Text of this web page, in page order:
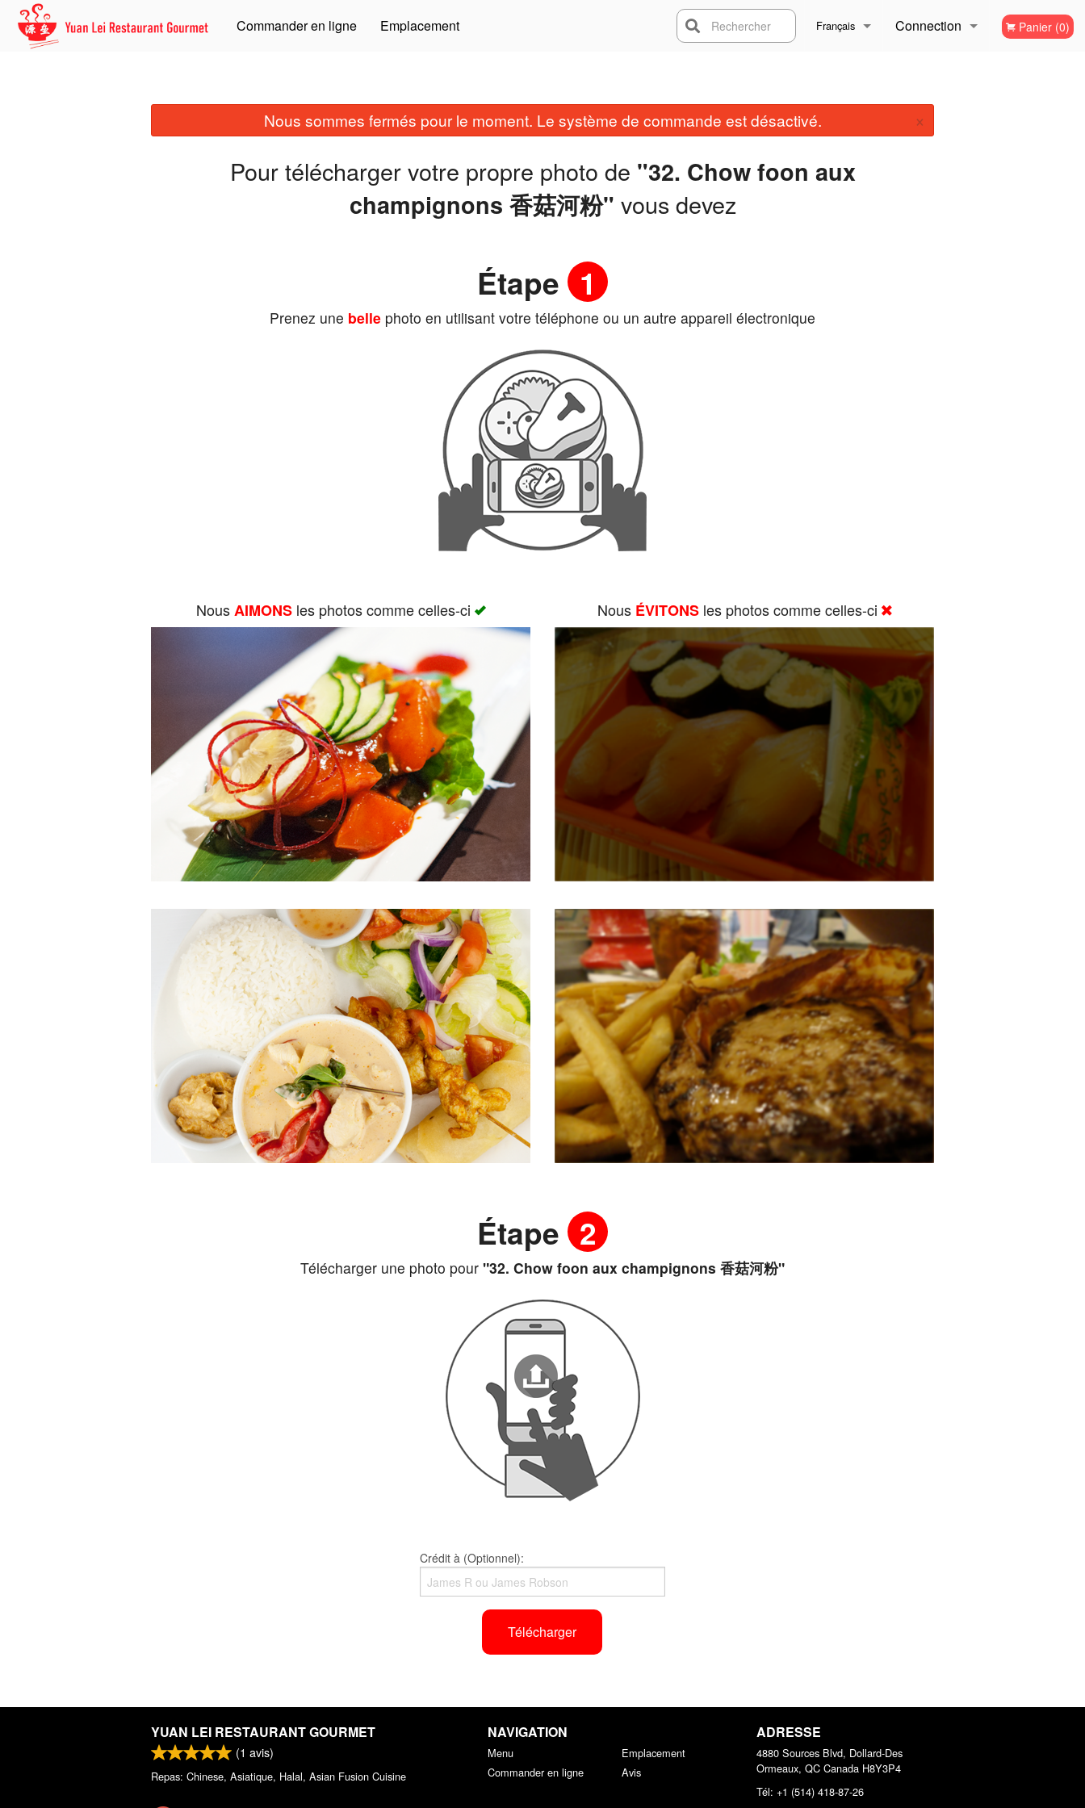
Commander en ligne Emplacement Français
English
Connection Panier (0)
Rechercher
Nous sommes fermés pour le moment. Le système de commande est désactivé. ×
Pour télécharger votre propre photo de "32. Chow foon aux
champignons 香菇河粉" vous devez
Étape 1
Prenez une belle photo en utilisant votre téléphone ou un autre appareil électronique
NousAIMONSles photos comme celles-ci Nous ÉVITONSles photos comme celles-ci
Étape 2
Télécharger une photo pour "32. Chow foon aux champignons 香菇河粉"
Crédit à (Optionnel):
Télécharger
YUAN LEI RESTAURANT GOURMET
(1 avis)
Repas: Chinese, Asiatique, Halal, Asian Fusion Cuisine
NAVIGATION
Menu
Commander en ligne
Emplacement
Avis
ADRESSE
4880 Sources Blvd, Dollard-Des
Ormeaux, QC Canada H8Y3P4
Tél: +1 (514) 418-87-26